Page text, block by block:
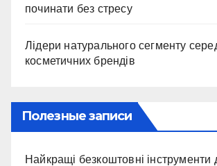
починати без стресу
Лідери натурального сегменту
косметичних брендів
Полезные записи
Найкращі безкоштовні інструменти